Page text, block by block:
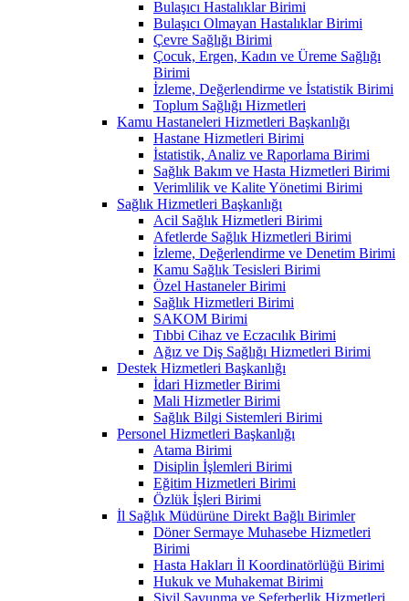
Bulaşıcı Hastalıklar Birimi
Bulaşıcı Olmayan Hastalıklar Birimi
Çevre Sağlığı Birimi
Çocuk, Ergen, Kadın ve Üreme Sağlığı
Birimi
İzleme, Değerlendirme ve İstatistik Birimi
Toplum Sağlığı Hizmetleri
Kamu Hastaneleri Hizmetleri Başkanlığı
Hastane Hizmetleri Birimi
İstatistik, Analiz ve Raporlama Birimi
Sağlık Bakım ve Hasta Hizmetleri Birimi
Verimlilik ve Kalite Yönetimi Birimi
Sağlık Hizmetleri Başkanlığı
Acil Sağlık Hizmetleri Birimi
Afetlerde Sağlık Hizmetleri Birimi
İzleme, Değerlendirme ve Denetim Birimi
Kamu Sağlık Tesisleri Birimi
Özel Hastaneler Birimi
Sağlık Hizmetleri Birimi
SAKOM Birimi
Tıbbi Cihaz ve Eczacılık Birimi
Ağız ve Diş Sağlığı Hizmetleri Birimi
Destek Hizmetleri Başkanlığı
İdari Hizmetler Birimi
Mali Hizmetler Birimi
Sağlık Bilgi Sistemleri Birimi
Personel Hizmetleri Başkanlığı
Atama Birimi
Disiplin İşlemleri Birimi
Eğitim Hizmetleri Birimi
Özlük İşleri Birimi
İl Sağlık Müdürüne Direkt Bağlı Birimler
Döner Sermaye Muhasebe Hizmetleri
Birimi
Hasta Hakları İl Koordinatörlüğü Birimi
Hukuk ve Muhakemat Birimi
Sivil Savunma ve Seferberlik Hizmetleri